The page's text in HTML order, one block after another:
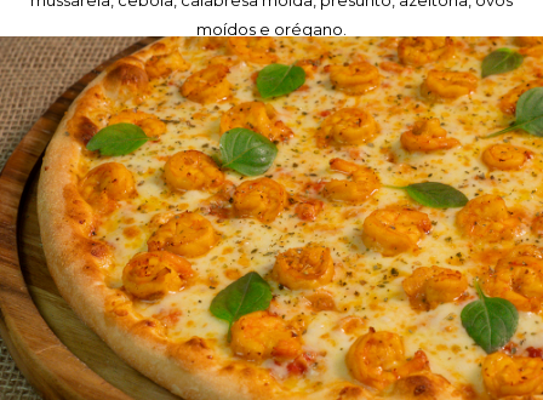
moídos e orégano.
PEÇA AGORA!